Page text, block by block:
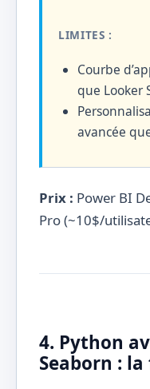
LIMITES :
Courbe
que Looker
avancée
Prix : Power BI
Pro (~10$/
4. Python
Seaborn :